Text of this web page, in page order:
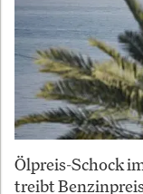
Ölpreis-Schock
treibt